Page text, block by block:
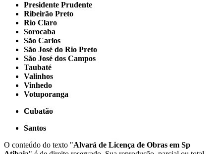
Presidente Prudente
Ribeirão Preto
Rio Claro
Sorocaba
São Carlos
São José do Rio Preto
São José dos Campos
Taubaté
Valinhos
Vinhedo
Votuporanga
Cubatão
Santos
O conteúdo do texto "Alvará de Licença de Obras em Sp